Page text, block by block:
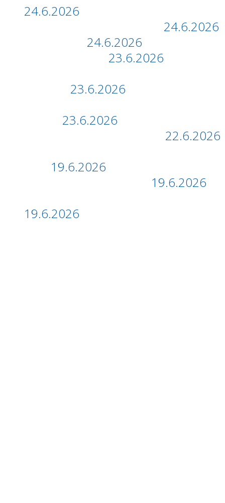
24.6.2026
24.6.2026
24.6.2026
23.6.2026
23.6.2026
23.6.2026
22.6.2026
19.6.2026
19.6.2026
19.6.2026